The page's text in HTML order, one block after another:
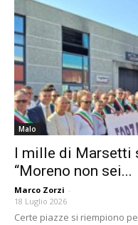
Malo
I mille di Marsetti
“Moreno non sei...
Marco Zorzi -
18 Luglio 2026
Certe piazze si riempiono